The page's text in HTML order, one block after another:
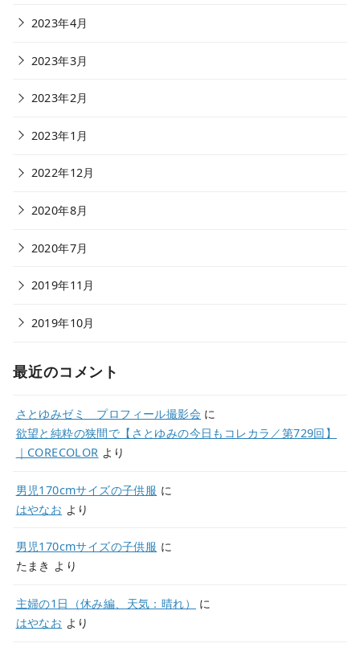
2023年4月
2023年3月
2023年2月
2023年1月
2022年12月
2020年8月
2020年7月
2019年11月
2019年10月
最近のコメント
さとゆみゼミ プロフィール撮影会 に
欲望と純粋の狭間で【さとゆみの今日もコレカラ／第729回】
｜CORECOLOR より
男児170cmサイズの子供服 に
はやなお より
男児170cmサイズの子供服 に
たまき より
主婦の1日（休み編、天気：晴れ）
に
はやなお より